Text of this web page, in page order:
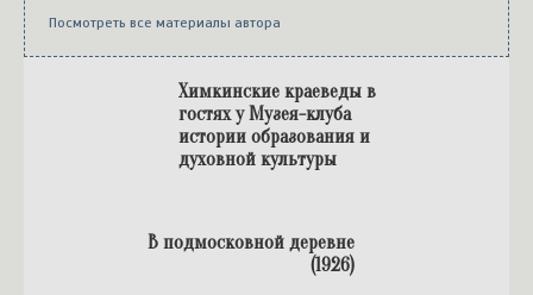
Посмотреть все материалы автора
Химкинские краеведы в
гостях у Музея-клуба
истории образования и
духовной культуры
В подмосковной деревне
(1926)